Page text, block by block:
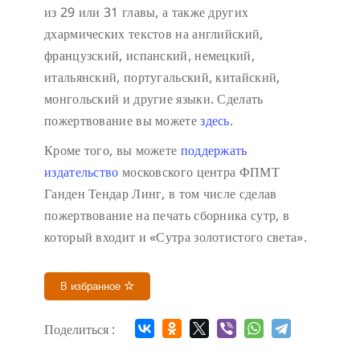
из 29 или 31 главы, а также других
дхармических текстов на английский,
французский, испанский, немецкий,
итальянский, португальский, китайский,
монгольский и другие языки. Сделать
пожертвование вы можетездесь.
Кроме того, вы можете поддержать
издательство московского центра ФПМТ
Ганден Тендар Линг, в том числе сделав
пожертвование на печать сборника сутр, в
который входит и «Сутра золотистого света».
В избранное
Поделиться :